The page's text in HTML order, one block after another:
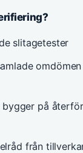
slitagetester
på
från